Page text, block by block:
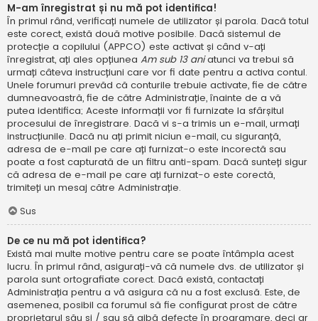
M-am înregistrat și nu mă pot identifica!
În primul rând, verificați numele de utilizator și parola. Dacă totul
este corect, există două motive posibile. Dacă sistemul de
protecție a copilului (APPCO) este activat și când v-ați
înregistrat, ați ales opțiunea Am sub 13 aniatunci va trebui să
urmați câteva instrucțiuni care vor fi date pentru a activa contul.
Unele forumuri prevăd că conturile trebuie activate, fie de către
dumneavoastră, fie de către Administrație, înainte de a vă
putea identifica; Aceste informații vor fi furnizate la sfârșitul
procesului de înregistrare. Dacă vi s-a trimis un e-mail, urmați
instrucțiunile. Dacă nu ați primit niciun e-mail, cu siguranță,
adresa de e-mail pe care ați furnizat-o este incorectă sau
poate a fost capturată de un filtru anti-spam. Dacă sunteți sigur
că adresa de e-mail pe care ați furnizat-o este corectă,
trimiteți un mesaj către Administrație.
Sus
De ce nu mă pot identifica?
Există mai multe motive pentru care se poate întâmpla acest
lucru. În primul rând, asigurați-vă că numele dvs. de utilizator și
parola sunt ortografiate corect. Dacă există, contactați
Administrația pentru a vă asigura că nu a fost exclusă. Este, de
asemenea, posibil ca forumul să fie configurat prost de către
proprietarul său și / sau să aibă defecte în programare, deci ar